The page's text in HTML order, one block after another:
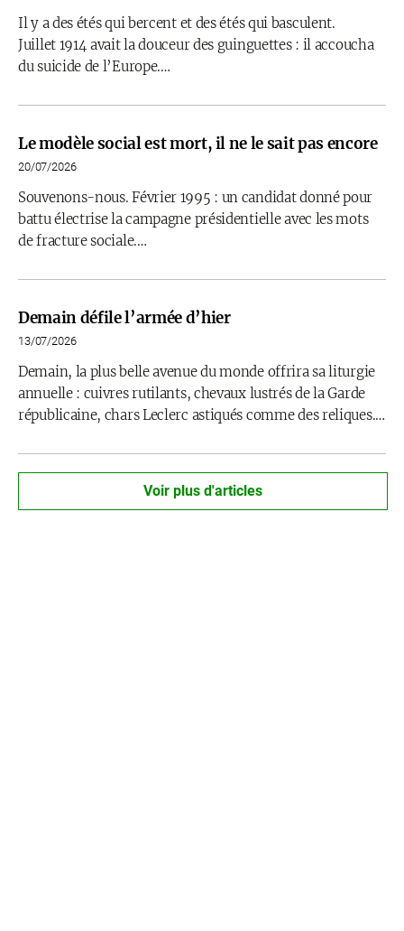
Il y a des étés qui bercent et des étés qui basculent.
Juillet 1914 avait la douceur des guinguettes : il accoucha
du suicide de l’Europe.…
Le modèle social est mort, il ne le sait pas encore
20/07/2026
Souvenons-nous. Février 1995 : un candidat donné pour
battu électrise la campagne présidentielle avec les mots
de fracture sociale.…
Demain défile l’armée d’hier
13/07/2026
Demain, la plus belle avenue du monde offrira sa liturgie
annuelle : cuivres rutilants, chevaux lustrés de la Garde
républicaine, chars Leclerc astiqués comme des reliques.…
Voir plus d'articles